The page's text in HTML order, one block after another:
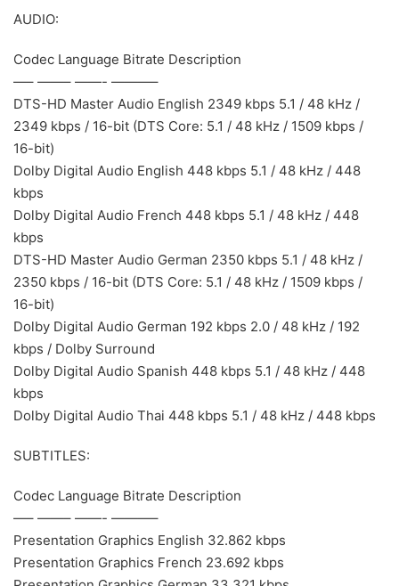
AUDIO:
Codec Language Bitrate Description
—– ——– ——- ———–
DTS-HD Master Audio English 2349 kbps 5.1 / 48 kHz /
2349 kbps / 16-bit (DTS Core: 5.1 / 48 kHz / 1509 kbps /
16-bit)
Dolby Digital Audio English 448 kbps 5.1 / 48 kHz / 448
kbps
Dolby Digital Audio French 448 kbps 5.1 / 48 kHz / 448
kbps
DTS-HD Master Audio German 2350 kbps 5.1 / 48 kHz /
2350 kbps / 16-bit (DTS Core: 5.1 / 48 kHz / 1509 kbps /
16-bit)
Dolby Digital Audio German 192 kbps 2.0 / 48 kHz / 192
kbps / Dolby Surround
Dolby Digital Audio Spanish 448 kbps 5.1 / 48 kHz / 448
kbps
Dolby Digital Audio Thai 448 kbps 5.1 / 48 kHz / 448 kbps
SUBTITLES:
Codec Language Bitrate Description
—– ——– ——- ———–
Presentation Graphics English 32.862 kbps
Presentation Graphics French 23.692 kbps